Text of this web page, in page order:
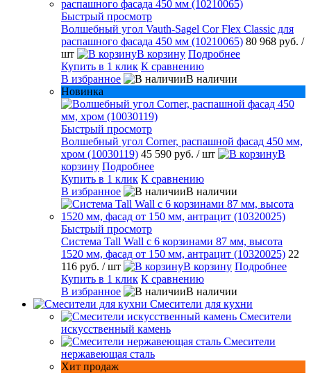
Быстрый просмотр
Волшебный угол Vauth-Sagel Cor Flex Classic для
распашного фасада 450 мм (10210065) 80 968 руб. /
шт
В корзину Подробнее
Купить в 1 клик К сравнению
В избранное
В наличии
Новинка
Быстрый просмотр
Волшебный угол Corner, распашной фасад 450 мм,
хром (10030119) 45 590 руб. / шт
В
корзину Подробнее
Купить в 1 клик К сравнению
В избранное
В наличии
Быстрый просмотр
Система Tall Wall с 6 корзинами 87 мм, высота
1520 мм, фасад от 150 мм, антрацит (10320025) 22
116 руб. / шт В корзину Подробнее
Купить в 1 клик К сравнению
В избранное
В наличии
Смесители для кухни
Смесители
искусственный камень
Смесители
нержавеющая сталь
Хит продаж